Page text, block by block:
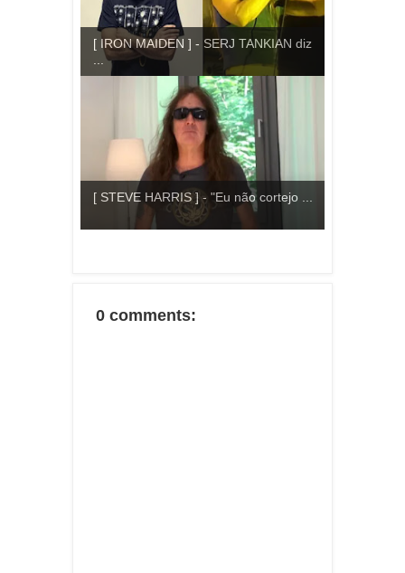
[ IRON MAIDEN ] - SERJ TANKIAN diz
[ STEVE HARRIS ] - "Eu não cortejo ...
0 comments: